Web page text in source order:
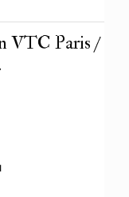
VTC Paris /